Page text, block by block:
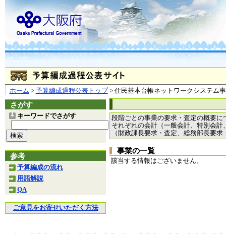
ホーム > 予算編成過程公表トップ> 住民基本台帳ネットワークシステム
さがす
キーワードでさがす
参考
予算編成の流れ
用語解説
QA
ご意見をお寄せいただく方法
段階ごとの事業の要求・査定の概要に
それぞれの会計（一般会計、特別会
（財政課長要求・査定、総務部長要
事業の一覧
該当する情報はございません。